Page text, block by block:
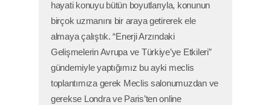
hayati konuyu bütün boyutlarıyla, konunun
birçok uzmanını bir araya getirerek ele
almaya çalıştık. “Enerji Arzındaki
Gelişmelerin Avrupa ve Türkiye’ye Etkileri”
gündemiyle yaptığımız bu ayki meclis
toplantımıza gerek Meclis salonumuzdan ve
gerekse Londra ve Paris’ten online